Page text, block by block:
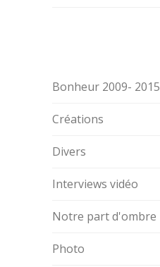
Bonheur 2009- 2015
Créations
Divers
Interviews vidéo
Notre part d'ombre
Photo